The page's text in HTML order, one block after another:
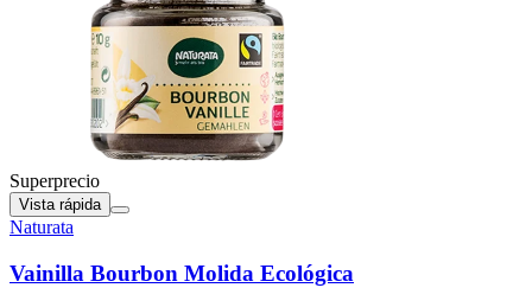
Superprecio
Vista rápida
Naturata
Vainilla Bourbon Molida Ecológica